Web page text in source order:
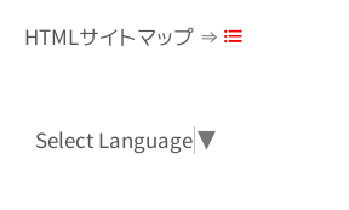
HTMLサイトマップ ⇒
Select Language▼